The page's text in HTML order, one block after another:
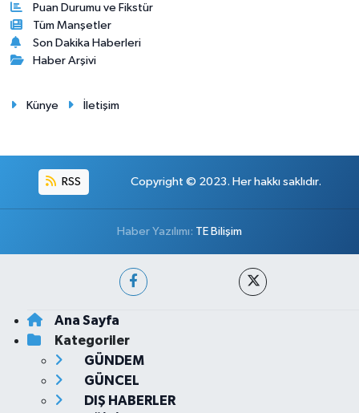
Puan Durumu ve Fikstür
Tüm Manşetler
Son Dakika Haberleri
Haber Arşivi
Künye İletişim
RSS Copyright © 2023. Her hakkı saklıdır.
Haber Yazılımı: TE Bilişim
Ana Sayfa
Kategoriler
GÜNDEM
GÜNCEL
DIŞ HABERLER